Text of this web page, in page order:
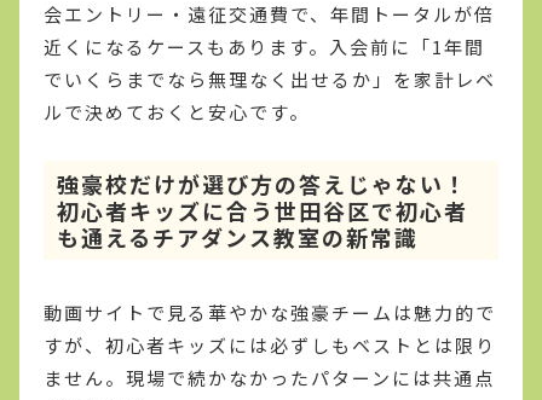
会エントリー・遠征交通費で、年間トータルが倍
近くになるケースもあります。入会前に「1年間
でいくらまでなら無理なく出せるか」を家計レベ
ルで決めておくと安心です。
強豪校だけが選び方の答えじゃない！
初心者キッズに合う世田谷区で初心者
も通えるチアダンス教室の新常識
動画サイトで見る華やかな強豪チームは魅力的で
すが、初心者キッズには必ずしもベストとは限り
ません。現場で続かなかったパターンには共通点